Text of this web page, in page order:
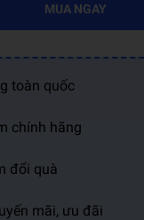
MUA NGAY
toàn quốc
chính hãng
đổi quà
mãi, ưu đãi